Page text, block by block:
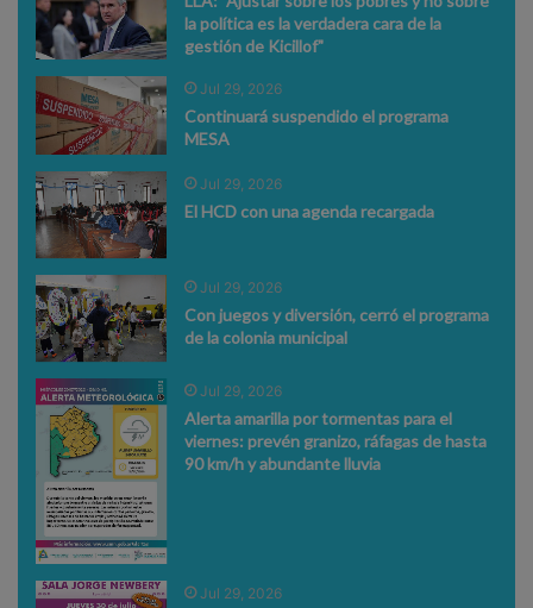
la política es la verdadera cara de la
gestión de Kicillof"
Jul 29, 2026
Continuará suspendido el programa
MESA
Jul 29, 2026
El HCD con una agenda recargada
Jul 29, 2026
Con juegos y diversión, cerró el programa
de la colonia municipal
Jul 29, 2026
Alerta amarilla por tormentas para el
viernes: prevén granizo, ráfagas de hasta
90 km/h y abundante lluvia
Jul 29, 2026